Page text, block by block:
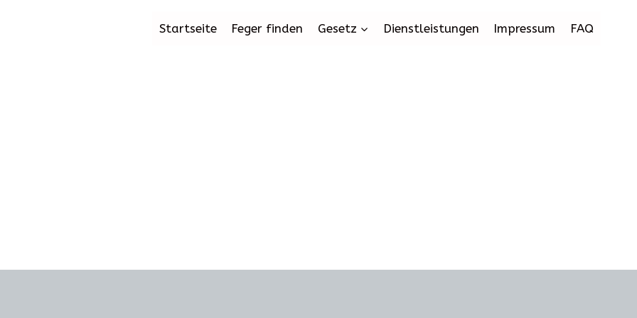
Startseite Feger finden Gesetz Dienstleistungen Impressum FAQ